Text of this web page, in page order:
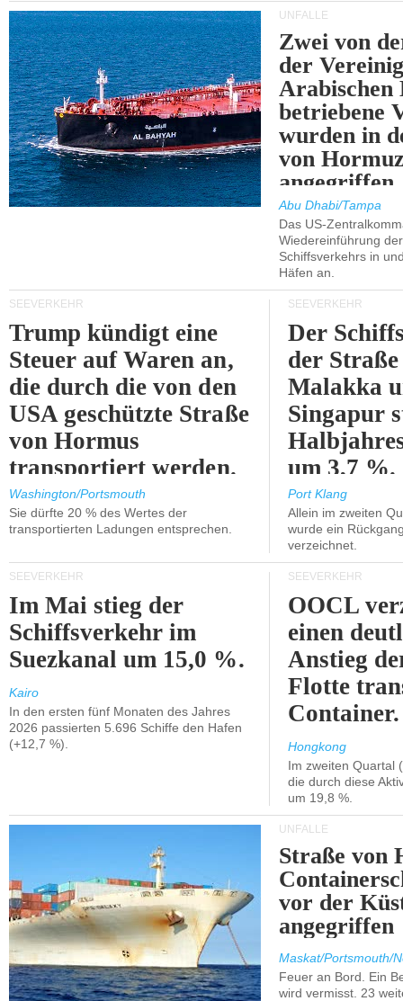
UNFÄLLE
Zwei von
der
Arabischen
betriebene
wurden in
von
angegriffen.
Abu Dhabi/Tampa
Das US-
Wiedereinführung
Schiffsverkehrs in
Häfen an.
SEEVERKEHR
Trump kündigt eine
Steuer auf Waren an,
die durch die von den
USA geschützte Straße
von Hormus
transportiert werden.
Washington/Portsmouth
Sie dürfte 20 % des Wertes der
transportierten Ladungen entsprechen.
SEEVERKEHR
Der
der
Malakka
Singapur
um 3,7 %.
Port Klang
Allein im zweiten
wurde ein
verzeichnet.
SEEVERKEHR
Im Mai stieg der
Schiffsverkehr im
Suezkanal um 15,0 %.
Kairo
In den ersten fünf Monaten des Jahres
2026 passierten 5.696 Schiffe den Hafen
(+12,7 %).
SEEVERKEHR
OOCL
einen
Anstieg
Flotte
Container.
Hongkong
Im zweiten Quartal
die durch diese
um 19,8 %.
UNFÄLLE
Straße von
vor der
angegriffen
Maskat/Portsmouth/
Feuer an Bord. Ein
wird vermisst. 23